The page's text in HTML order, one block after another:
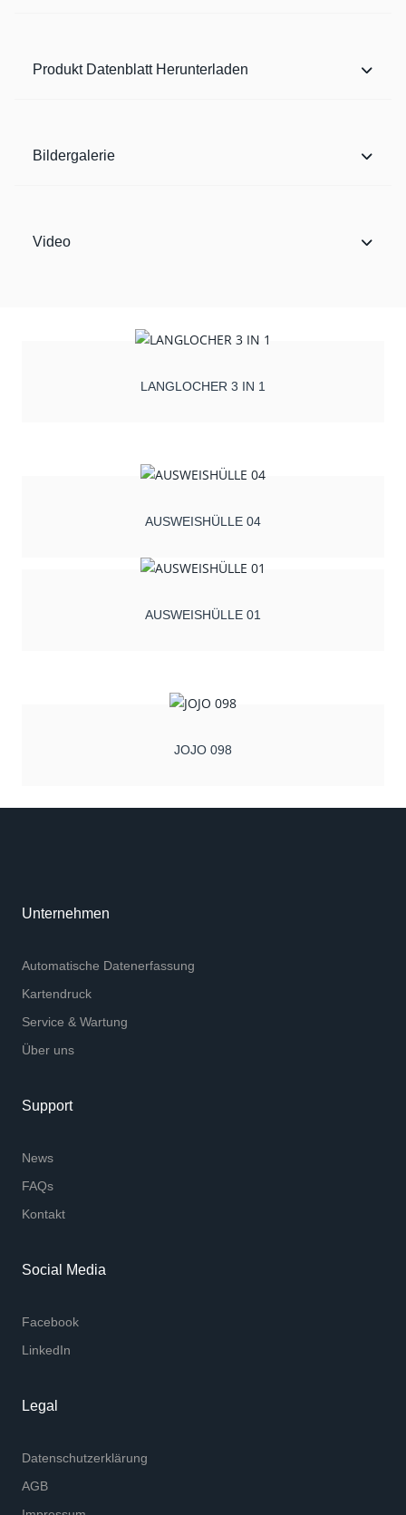
Produkt Datenblatt Herunterladen
Bildergalerie
Video
LANGLOCHER 3 IN 1
AUSWEISHÜLLE 04
AUSWEISHÜLLE 01
JOJO 098
Unternehmen
Automatische Datenerfassung
Kartendruck
Service & Wartung
Über uns
Support
News
FAQs
Kontakt
Social Media
Facebook
LinkedIn
Legal
Datenschutzerklärung
AGB